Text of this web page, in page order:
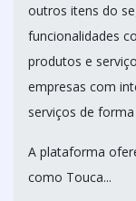
outros itens do
funcionalidades
produtos e
empresas com
serviços de
A plataforma
como Touca...